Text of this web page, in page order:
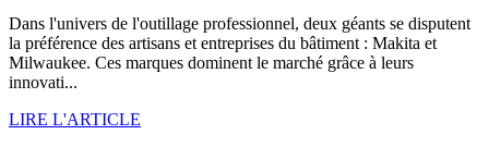
Dans l'univers de l'outillage professionnel, deux géants se disputent
la préférence des artisans et entreprises du bâtiment : Makita et
Milwaukee. Ces marques dominent le marché grâce à leurs
innovati...
LIRE L'ARTICLE